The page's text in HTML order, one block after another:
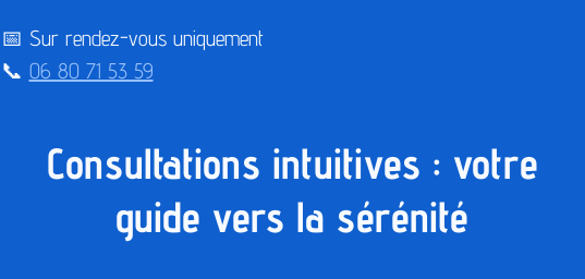
📅 Sur rendez-vous uniquement
📞 06 80 71 53 59
Consultations intuitives : votre
guide vers la sérénité